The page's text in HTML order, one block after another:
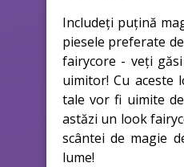
Includeți puțină
piesele preferate
fairycore - veți
uimitor! Cu aceste
tale vor fi uimite
astăzi un look
scântei de magie
lume!